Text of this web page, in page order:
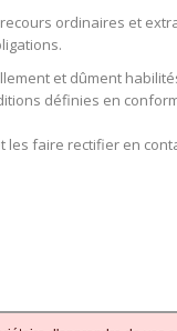
ordinaires et
et dûment
définies en
faire rectifier en